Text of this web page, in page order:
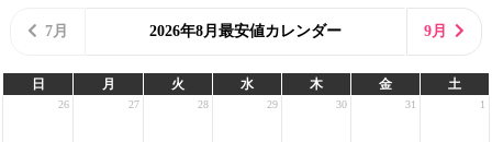
7月 2026年8月最安値カレンダー 9月
日 月 火 水 木 金 土
26 27 28 29 30 31 1